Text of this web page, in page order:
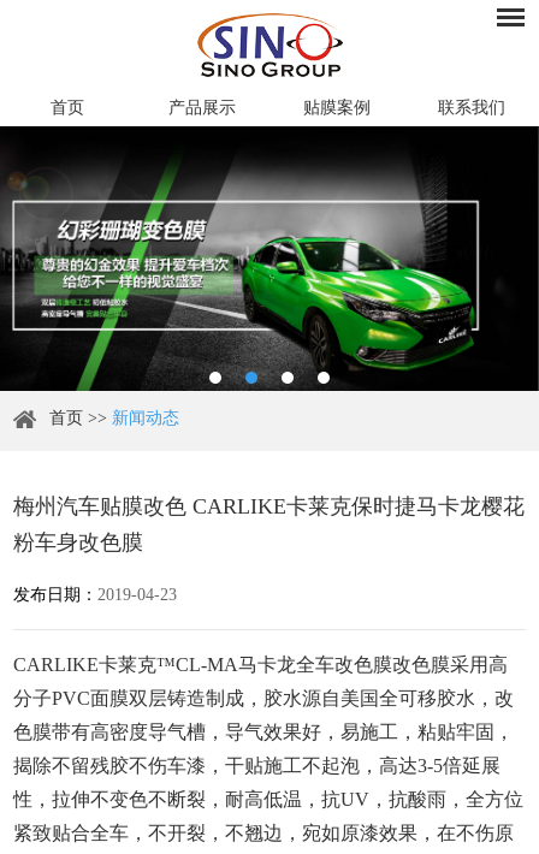
首页 产品展示 贴膜案例 联系我们
首页 >> 新闻动态
梅州汽车贴膜改色 CARLIKE卡莱克保时捷马卡龙樱花
粉车身改色膜
发布日期： 2019-04-23
CARLIKE卡莱克™CL-MA马卡龙全车改色膜改色膜采用高
分子PVC面膜双层铸造制成，胶水源自美国全可移胶水，改
色膜带有高密度导气槽，导气效果好，易施工，粘贴牢固，
揭除不留残胶不伤车漆，干贴施工不起泡，高达3-5倍延展
性，拉伸不变色不断裂，耐高低温，抗UV，抗酸雨，全方位
紧致贴合全车，不开裂，不翘边，宛如原漆效果，在不伤原